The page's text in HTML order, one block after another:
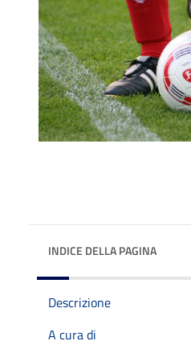
INDICE DELLA PAGINA
Descrizione
A cura di